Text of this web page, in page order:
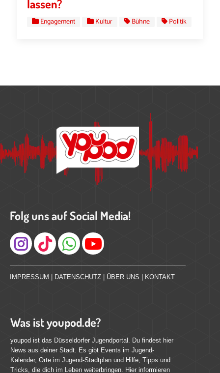
lassen?
Engagement Kultur Bühne Politik
Folg uns auf Social Media!
Instagram
IMPRESSUM DATENSCHUTZ ÜBER UNS KONTAKT
Was ist youpod.de?
youpod ist das Düsseldorfer Jugendportal. Du findest hier
News aus deiner Stadt. Es gibt Events im Jugend-
Kalender, Orte im Jugend-Stadtplan und Hilfe, Tipps und
Tricks, die dich im Leben weiterbringen. Hier informieren